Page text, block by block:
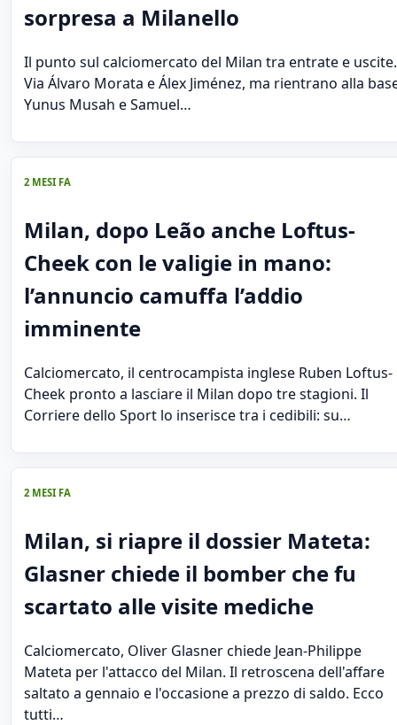
sorpresa a Milanello
Il punto sul calciomercato del Milan tra entrate e uscite.
Via Álvaro Morata e Álex Jiménez, ma rientrano alla
Yunus Musah e Samuel…
2 MESI FA
Milan, dopo Leão anche Loftus-
Cheek con le valigie in mano:
l’annuncio camuffa l’addio
imminente
Calciomercato, il centrocampista inglese Ruben Loftus-
Cheek pronto a lasciare il Milan dopo tre stagioni. Il
Corriere dello Sport lo inserisce tra i cedibili: su…
2 MESI FA
Milan, si riapre il dossier Mateta:
Glasner chiede il bomber che fu
scartato alle visite mediche
Calciomercato, Oliver Glasner chiede Jean-Philippe
Mateta per l'attacco del Milan. Il retroscena dell'affare
saltato a gennaio e l'occasione a prezzo di saldo. Ecco
tutti…